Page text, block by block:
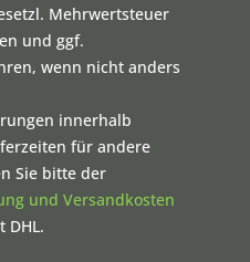
Mehrwertsteuer
und ggf.
wenn nicht anders
innerhalb
für andere
Sie bitte der
und Versandkosten
DHL.